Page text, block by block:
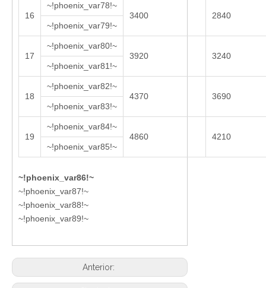
16
~!phoenix_var78!~
3400
2840
~!phoenix_var79!~
17
~!phoenix_var80!~
3920
3240
~!phoenix_var81!~
18
~!phoenix_var82!~
4370
3690
~!phoenix_var83!~
19
~!phoenix_var84!~
4860
4210
~!phoenix_var85!~
~!phoenix_var86!~
~!phoenix_var87!~
~!phoenix_var88!~
~!phoenix_var89!~
Anterior: